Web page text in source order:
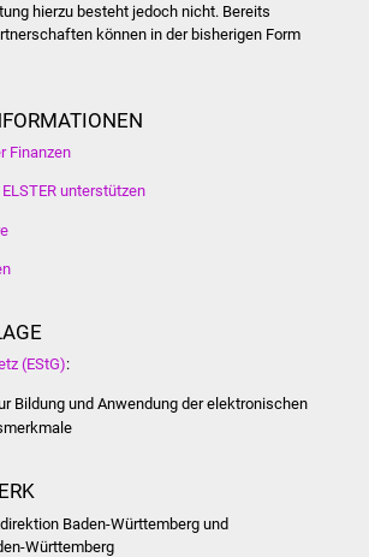
Baugrundstücke
Haushalt & Infos
Wirtschaftsförderung
Öffentliche
Ausschreibung
hierzu besteht jedoch nicht. Bereits
können in der bisherigen Form
Finanzen
unterstützen
(EStG):
Bildung und Anwendung der elektronischen
Baden-Württemberg und
Württemberg